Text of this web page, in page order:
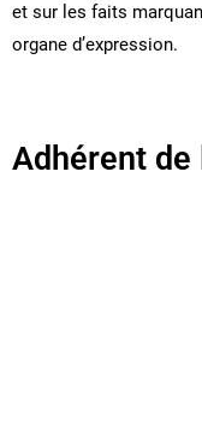
et sur les faits
organe d’expression.
Adhérent de